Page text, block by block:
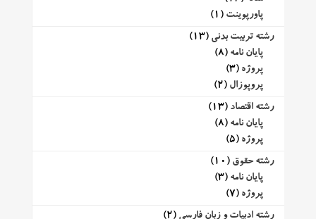
پاورپوینت (1)
رشته تربیت بدنی (13)
پایان نامه (8)
پروژه (3)
پروپوزال (2)
رشته اقتصاد (13)
پایان نامه (8)
پروژه (5)
رشته حقوق (10)
پایان نامه (3)
پروژه (7)
رشته ادبیات و زبان فارسی (2)